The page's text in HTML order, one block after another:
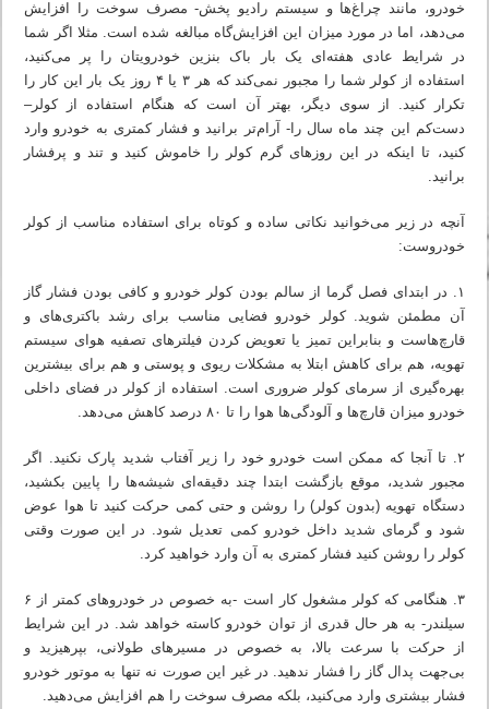
خودرو، مانند چراغ‌ها و سیستم رادیو پخش- مصرف سوخت را افزایش
می‌دهد، اما در مورد میزان این افزایش‌گاه مبالغه شده است. مثلا اگر شما
در شرایط عادی هفته‌ای یک بار باک بنزین خودرویتان را پر می‌کنید،
استفاده از کولر شما را مجبور نمی‌کند که هر ۳ یا ۴ روز یک بار این کار را
تکرار کنید. از سوی دیگر، بهتر آن است که هنگام استفاده از کولر–
دست‌کم این چند ماه سال را- آرام‌تر برانید و فشار کمتری به خودرو وارد
کنید، تا اینکه در این روزهای گرم کولر را خاموش کنید و تند و پرفشار
برانید.
آنچه در زیر می‌خوانید نکاتی ساده و کوتاه برای استفاده مناسب از کولر
خودروست:
۱. در ابتدای فصل گرما از سالم بودن کولر خودرو و کافی بودن فشار گاز
آن مطمئن شوید. کولر خودرو فضایی مناسب برای رشد باکتری‌های و
قارچ‌هاست و بنابراین تمیز یا تعویض کردن فیلترهای تصفیه هوای سیستم
تهویه، هم برای کاهش ابتلا به مشکلات ریوی و پوستی و هم برای بیشترین
بهره‌گیری از سرمای کولر ضروری است. استفاده از کولر در فضای داخلی
خودرو میزان قارچ‌ها و آلودگی‌ها هوا را تا ۸۰ درصد کاهش می‌دهد.
۲. تا آنجا که ممکن است خودرو خود را زیر آفتاب شدید پارک نکنید. اگر
مجبور شدید، موقع بازگشت ابتدا چند دقیقه‌ای شیشه‌ها را پایین بکشید،
دستگاه تهویه (بدون کولر) را روشن و حتی کمی حرکت کنید تا هوا عوض
شود و گرمای شدید داخل خودرو کمی تعدیل شود. در این صورت وقتی
کولر را روشن کنید فشار کمتری به آن وارد خواهید کرد.
۳. هنگامی که کولر مشغول کار است -به خصوص در خودروهای کمتر از ۶
سیلندر- به هر حال قدری از توان خودرو کاسته خواهد شد. در این شرایط
از حرکت با سرعت بالا، به خصوص در مسیرهای طولانی، بپرهیزید و
بی‌جهت پدال گاز را فشار ندهید. در غیر این صورت نه تنها به موتور خودرو
فشار بیشتری وارد می‌کنید، بلکه مصرف سوخت را هم افزایش می‌دهید.